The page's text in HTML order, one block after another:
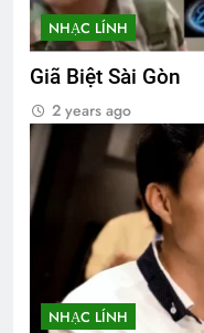
NHẠC LÍNH
Giã Biệt Sài Gòn
2 years ago
NHẠC LÍNH